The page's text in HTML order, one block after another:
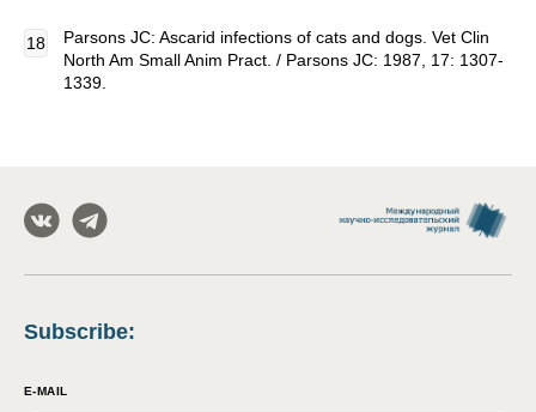
Parsons JC: Ascarid infections of cats and dogs. Vet Clin
North Am Small Anim Pract. / Parsons JC: 1987, 17: 1307-
1339.
Subscribe:
E-MAIL